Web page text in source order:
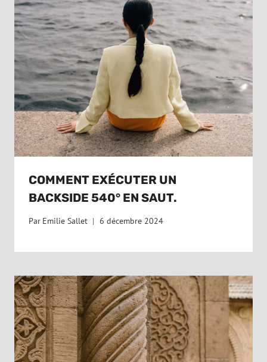
COMMENT EXÉCUTER UN
BACKSIDE 540° EN SAUT.
Par Emilie Sallet 6 décembre 2024